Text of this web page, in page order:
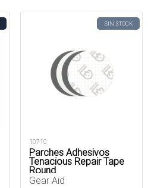
SIN STOCK
10710
Parches Adhesivos
Tenacious Repair Tape
Round
Gear Aid